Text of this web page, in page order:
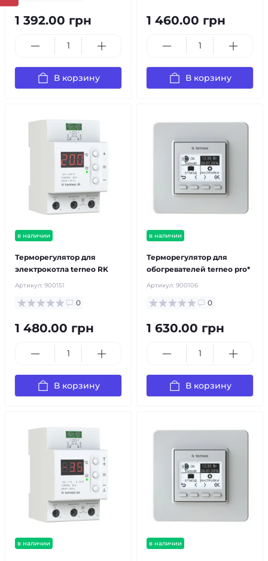
1 392.00 грн
В корзину
1 460.00 грн
В корзину
в наличии
Терморегулятор для
электрокотла terneo RK
Артикул: 900151
0
1 480.00 грн
В корзину
в наличии
Терморегулятор для
обогревателей terneo pro*
Артикул: 900106
0
1 630.00 грн
В корзину
в наличии в наличии